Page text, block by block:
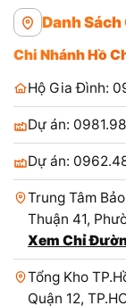
Danh
Chi Nhánh Hồ
Hộ Gia Đình:
Dự án:
Dự án:
Trung Tâm
Thuận 41,
Xem Chỉ
Tổng Kho
Quận 12,